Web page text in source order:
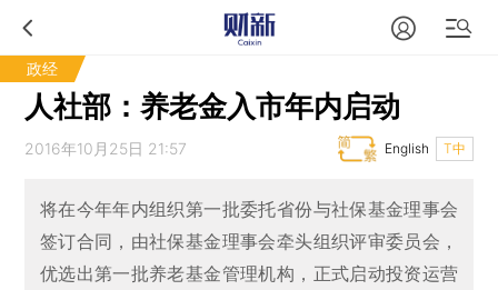
政经
人社部：养老金入市年内启动
2016年10月25日 21:57 T中
English
将在今年年内组织第一批委托省份与社保基金理事会
签订合同，由社保基金理事会牵头组织评审委员会，
优选出第一批养老基金管理机构，正式启动投资运营